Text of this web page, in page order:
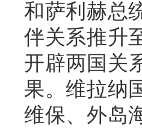
和萨利赫总
伴关系推升
开辟两国关
果。维拉纳
维保、外岛